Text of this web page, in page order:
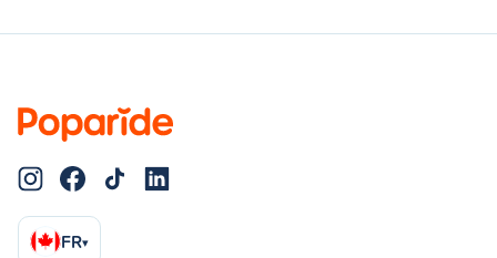
FR▾